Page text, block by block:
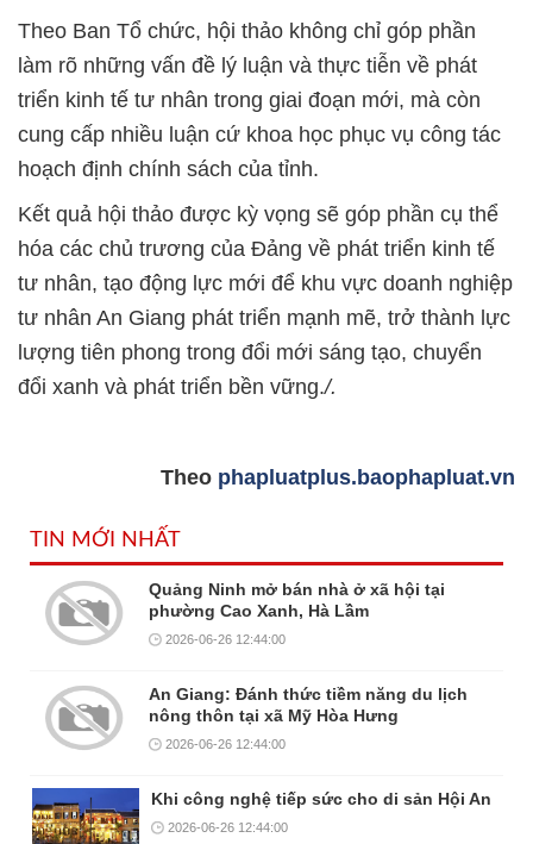
Theo Ban Tổ chức, hội thảo không chỉ góp phần
làm rõ những vấn đề lý luận và thực tiễn về phát
triển kinh tế tư nhân trong giai đoạn mới, mà còn
cung cấp nhiều luận cứ khoa học phục vụ công tác
hoạch định chính sách của tỉnh.
Kết quả hội thảo được kỳ vọng sẽ góp phần cụ thể
hóa các chủ trương của Đảng về phát triển kinh tế
tư nhân, tạo động lực mới để khu vực doanh nghiệp
tư nhân An Giang phát triển mạnh mẽ, trở thành lực
lượng tiên phong trong đổi mới sáng tạo, chuyển
đổi xanh và phát triển bền vững./.
Theo phapluatplus.baophapluat.vn
TIN MỚI NHẤT
Quảng Ninh mở bán nhà ở xã hội tại
phường Cao Xanh, Hà Lầm
2026-06-26 12:44:00
An Giang: Đánh thức tiềm năng du lịch
nông thôn tại xã Mỹ Hòa Hưng
2026-06-26 12:44:00
Khi công nghệ tiếp sức cho di sản Hội An
2026-06-26 12:44:00